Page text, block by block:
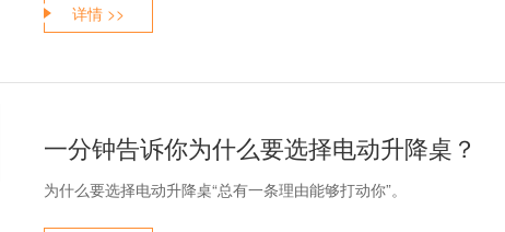
详情 >>
一分钟告诉你为什么要选择电动升降桌？
为什么要选择电动升降桌“总有一条理由能够打动你”。